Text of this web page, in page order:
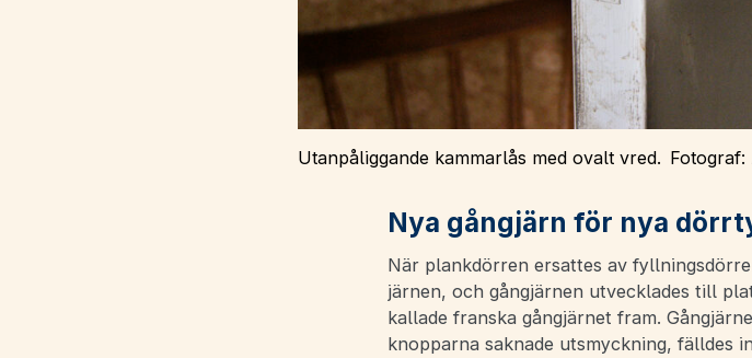
Utanpåliggande kammarlås med ovalt vred.
Nya gångjärn för nya
När plankdörren ersattes av
järnen, och gångjärnen utvecklades till
kallade franska gångjärnet fram.
knopparna saknade utsmyckning, fälldes